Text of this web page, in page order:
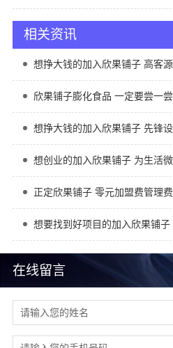
在线留言
相关资讯
欣果铺子膨化食品 一定要尝一尝
正定欣果铺子 零元加盟费管理费